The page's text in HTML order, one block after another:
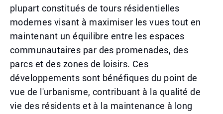
plupart constitués de tours résidentielles
modernes visant à maximiser les vues tout en
maintenant un équilibre entre les espaces
communautaires par des promenades, des
parcs et des zones de loisirs. Ces
développements sont bénéfiques du point de
vue de l'urbanisme, contribuant à la qualité de
vie des résidents et à la maintenance à long